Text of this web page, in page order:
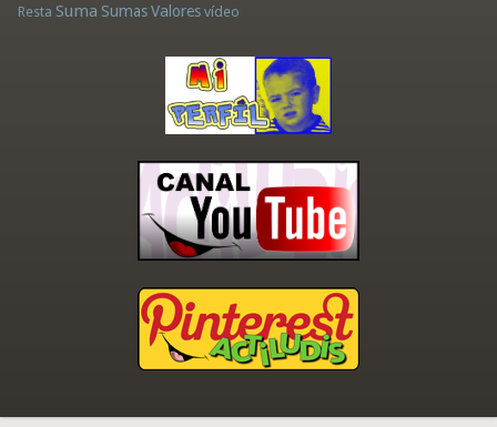
Resta Suma Sumas Valores vídeo